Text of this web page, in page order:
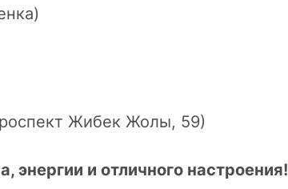
Жибек Жолы, 59)
энергии и отличного настроения!